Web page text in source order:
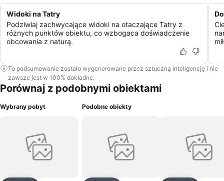
Widoki na Tatry
Podziwiaj zachwycające widoki na otaczające Tatry z
różnych punktów obiektu, co wzbogaca doświadczenie
obcowania z naturą.
To podsumowanie zostało wygenerowane przez sztuczną inteligencję i nie
zawsze jest w 100% dokładne.
Porównaj z podobnymi obiektami
Wybrany pobyt Podobne obiekty